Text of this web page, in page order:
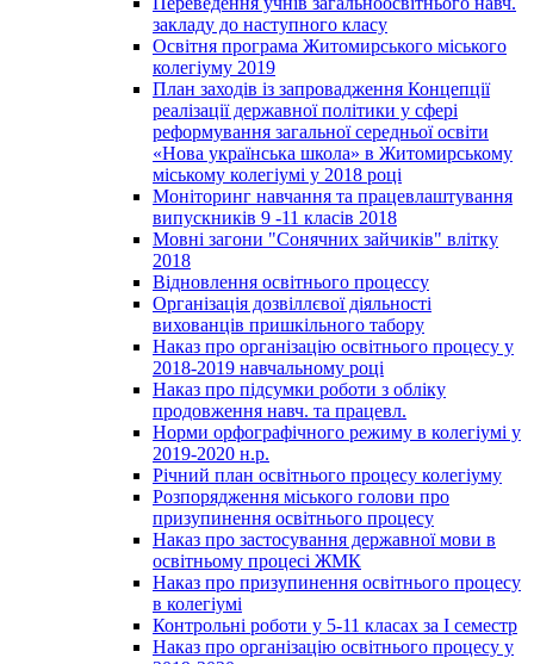
закладу до наступного класу
Освітня програма Житомирського міського
колегіуму 2019
План заходів із запровадження Концепції
реалізації державної політики у сфері
реформування загальної середньої освіти
«Нова українська школа» в Житомирському
міському колегіумі у 2018 році
Моніторинг навчання та працевлаштування
випускників 9 -11 класів 2018
Мовні загони "Сонячних зайчиків" влітку
2018
Відновлення освітнього процессу
Організація дозвіллєвої діяльності
вихованців пришкільного табору
Наказ про організацію освітнього процесу у
2018-2019 навчальному році
Наказ про підсумки роботи з обліку
продовження навч. та працевл.
Норми орфографічного режиму в колегіумі у
2019-2020 н.р.
Річний план освітнього процесу колегіуму
Розпорядження міського голови про
призупинення освітнього процесу
Наказ про застосування державної мови в
освітньому процесі ЖМК
Наказ про призупинення освітнього процесу
в колегіумі
Контрольні роботи у 5-11 класах за І семестр
Наказ про організацію освітнього процесу у